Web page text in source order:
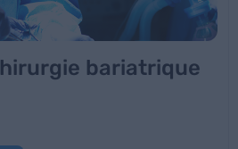
bariatrique